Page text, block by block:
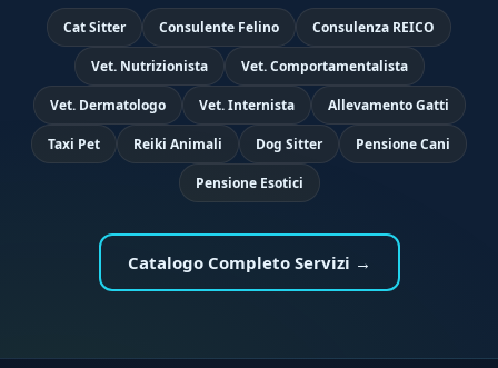
Cat Sitter Consulente Felino Consulenza REICO
Vet. Nutrizionista Vet. Comportamentalista
Vet. Dermatologo Vet. Internista Allevamento Gatti
Taxi Pet Reiki Animali Dog Sitter Pensione Cani
Pensione Esotici
Catalogo Completo Servizi →